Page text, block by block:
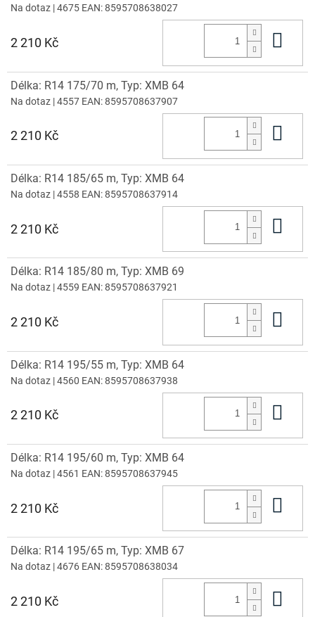
Na dotaz | 4675 EAN:8595708638027
2 210 Kč
Délka: R14 175/70 m, Typ: XMB 64
Na dotaz | 4557 EAN:8595708637907
2 210 Kč
Délka: R14 185/65 m, Typ: XMB 64
Na dotaz | 4558 EAN:8595708637914
2 210 Kč
Délka: R14 185/80 m, Typ: XMB 69
Na dotaz | 4559 EAN:8595708637921
2 210 Kč
Délka: R14 195/55 m, Typ: XMB 64
Na dotaz | 4560 EAN:8595708637938
2 210 Kč
Délka: R14 195/60 m, Typ: XMB 64
Na dotaz | 4561 EAN:8595708637945
2 210 Kč
Délka: R14 195/65 m, Typ: XMB 67
Na dotaz | 4676 EAN:8595708638034
2 210 Kč